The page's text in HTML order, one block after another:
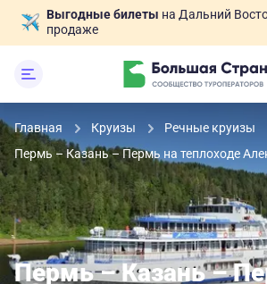
Выгодные билеты на Дальний
продаже
Главная Круизы
Речные круизы
Пермь – Казань – Пермь на теплоходе
Пермь – Казань –